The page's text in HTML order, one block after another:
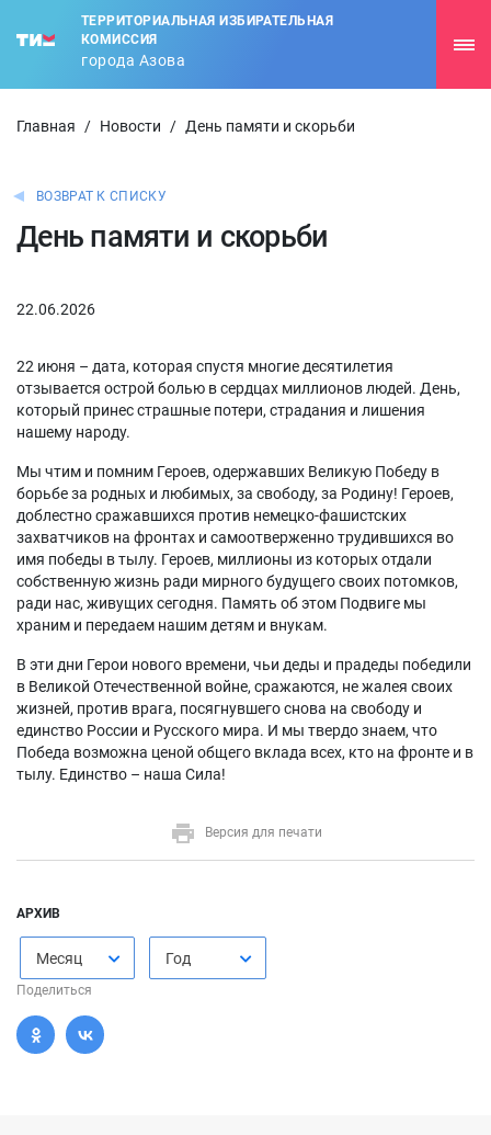
ТЕРРИТОРИАЛЬНАЯ ИЗБИРАТЕЛЬНАЯ
КОМИССИЯ
города Азова
Главная / Новости / День памяти и скорьби
ВОЗВРАТ К СПИСКУ
День памяти и скорьби
22.06.2026
22 июня – дата, которая спустя многие десятилетия
отзывается острой болью в сердцах миллионов людей. День,
который принес страшные потери, страдания и лишения
нашему народу.
Мы чтим и помним Героев, одержавших Великую Победу в
борьбе за родных и любимых, за свободу, за Родину! Героев,
доблестно сражавшихся против немецко-фашистских
захватчиков на фронтах и самоотверженно трудившихся во
имя победы в тылу. Героев, миллионы из которых отдали
собственную жизнь ради мирного будущего своих потомков,
ради нас, живущих сегодня. Память об этом Подвиге мы
храним и передаем нашим детям и внукам.
В эти дни Герои нового времени, чьи деды и прадеды победили
в Великой Отечественной войне, сражаются, не жалея своих
жизней, против врага, посягнувшего снова на свободу и
единство России и Русского мира. И мы твердо знаем, что
Победа возможна ценой общего вклада всех, кто на фронте и в
тылу. Единство – наша Сила!
Версия для печати
АРХИВ
Месяц Год
Поделиться